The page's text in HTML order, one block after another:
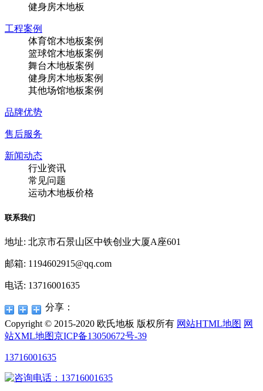
健身房木地板
工程案例
体育馆木地板案例
篮球馆木地板案例
舞台木地板案例
健身房木地板案例
其他场馆地板案例
品牌优势
售后服务
新闻动态
行业资讯
常见问题
运动木地板价格
联系我们
地址: 北京市石景山区中铁创业大厦A座601
邮箱: 1194602915@qq.com
电话: 13716001635
分享：
Copyright © 2015-2020 欧氏地板 版权所有 网站HTML地图 网
站XML地图京ICP备13050672号-39
13716001635